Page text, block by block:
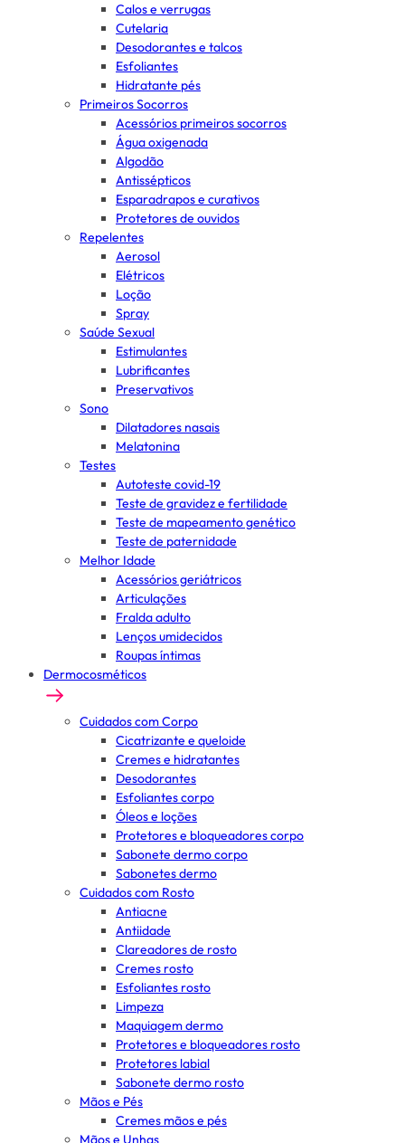
Calos e verrugas
Cutelaria
Desodorantes e talcos
Esfoliantes
Hidratante pés
Primeiros Socorros
Acessórios primeiros socorros
Água oxigenada
Algodão
Antissépticos
Esparadrapos e curativos
Protetores de ouvidos
Repelentes
Aerosol
Elétricos
Loção
Spray
Saúde Sexual
Estimulantes
Lubrificantes
Preservativos
Sono
Dilatadores nasais
Melatonina
Testes
Autoteste covid-19
Teste de gravidez e fertilidade
Teste de mapeamento genético
Teste de paternidade
Melhor Idade
Acessórios geriátricos
Articulações
Fralda adulto
Lenços umidecidos
Roupas íntimas
Dermocosméticos
Cuidados com Corpo
Cicatrizante e queloide
Cremes e hidratantes
Desodorantes
Esfoliantes corpo
Óleos e loções
Protetores e bloqueadores corpo
Sabonete dermo corpo
Sabonetes dermo
Cuidados com Rosto
Antiacne
Antiidade
Clareadores de rosto
Cremes rosto
Esfoliantes rosto
Limpeza
Maquiagem dermo
Protetores e bloqueadores rosto
Protetores labial
Sabonete dermo rosto
Mãos e Pés
Cremes mãos e pés
Mãos e Unhas